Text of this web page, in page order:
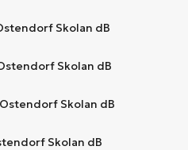
Skolan dB
Skolan dB
Skolan dB
Skolan dB